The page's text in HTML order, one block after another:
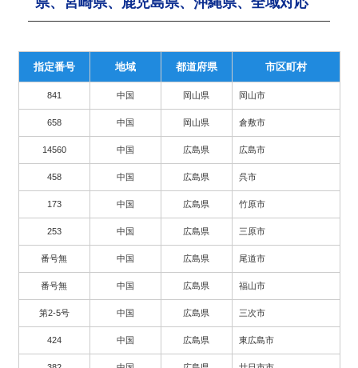
指定番号 地域 都道府県 市区町村
841 中国 岡山県 岡山市
658 中国 岡山県 倉敷市
14560 中国 広島県 広島市
458 中国 広島県 呉市
173 中国 広島県 竹原市
253 中国 広島県 三原市
番号無 中国 広島県 尾道市
番号無 中国 広島県 福山市
第2-5号 中国 広島県 三次市
424 中国 広島県 東広島市